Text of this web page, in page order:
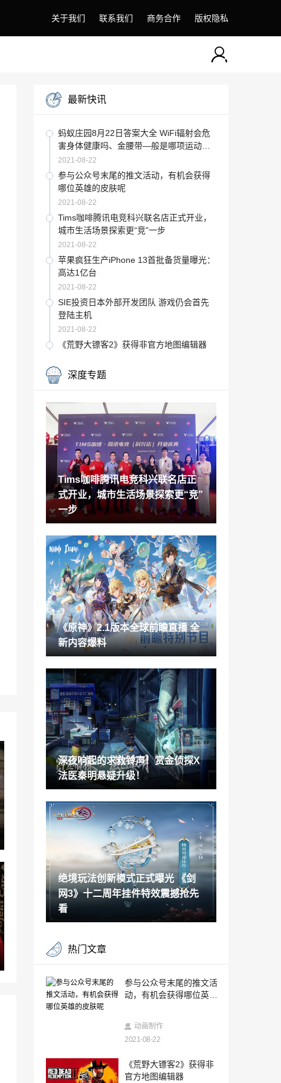
关于我们 联系我们 商务合作 版权隐私
最新快讯
蚂蚁庄园8月22日答案大全 WiFi辐射会危
害身体健康吗、金腰带—般是哪项运动冠
军获得的荣誉
2021-08-22
参与公众号末尾的推文活动，有机会获得
哪位英雄的皮肤呢
2021-08-22
Tims咖啡腾讯电竞科兴联名店正式开业，
城市生活场景探索更“竞”一步
2021-08-22
苹果疯狂生产iPhone 13首批备货量曝光：
高达1亿台
2021-08-22
SIE投资日本外部开发团队 游戏仍会首先
登陆主机
2021-08-22
《荒野大镖客2》获得非官方地图编辑器
2021-08-22
2021-08-22
微软发布60美元的Xbox Stereo Headset
有线耳机
2021-08-22
《使命召唤18》预告没有动视logo？动视
称这是创意之举
2021-08-22
特斯拉D1芯片拥有500亿个晶体管 AI算力
可扩展至百亿亿级别
2021-08-22
《狂野之心》PS4/Switch版将于年内推出
2021-08-22
考验忠诚 “战锤+”将限时免费放送40K官方
动画
2021-08-22
《原神》2.1版本全球前瞻直播 全新内容
爆料
2021-08-21
《辛普森一家：横冲直撞》虚幻引擎5重制
版演示
2021-08-21
Bungie对三家《命运2》外挂软件制作公
司发起诉讼
2021-08-21
谷歌进军中国？曝Pixel 6机型将在国内生
产：设计独特
微博游戏品牌榜：《王者荣耀》第一《原
神》第五
美漫名作《再生侠》真人电影再度启动 将
启用全新编剧
2021-08-21
《英雄不再3》开场15分钟演示欣赏 26日
举行直播活动
2021-08-21
月28日发售
物以稀为贵？索尼PSV掌机记忆棒竟标价2
45美元
2021-08-21
乔布斯亲笔签名的Apple II手册 拍卖了511
《沙丘》片长2小时35分钟 国内已过审待
定档
深度专题
Tims咖啡腾讯电竞科兴联名店正
式开业，城市生活场景探索更“竞”
一步
《原神》2.1版本全球前瞻直播 全
新内容爆料
深夜响起的求救铃声！赏金侦探X
法医秦明悬疑升级！
绝境玩法创新模式正式曝光 《剑
网3》十二周年挂件特效震撼抢先
看
热门文章
参与公众号末尾的推文活
动，有机会获得哪位英雄
动画制作
2021-08-22
《荒野大镖客2》获得非
官方地图编辑器